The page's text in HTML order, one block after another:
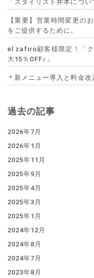
「スタイリスト井本につい
【重要】営業時間変更の
をご提供するために。
el zafiro顧客様限定！「
大15％OFF♪」
＊新メニュー導入と料金
過去の記事
2026年7月
2026年1月
2025年11月
2025年9月
2025年4月
2025年3月
2025年1月
2024年12月
2024年8月
2024年7月
2023年8月